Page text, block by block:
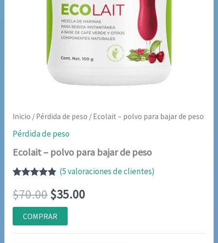
Inicio / Pérdida de peso / Ecolait – polvo para bajar de peso
Pérdida de peso
Ecolait – polvo para bajar de peso
con4.80de
5 en base
a
valoraciones
de clientes
(5valoraciones de clientes)
$70.00El
precio
original
$35.00El
actual
COMPRAR